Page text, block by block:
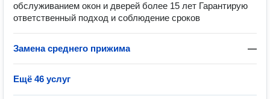
обслуживанием окон и дверей более 15 лет Гарантирую
ответственный подход и соблюдение сроков
Замена среднего прижима —
Ещё 46 услуг